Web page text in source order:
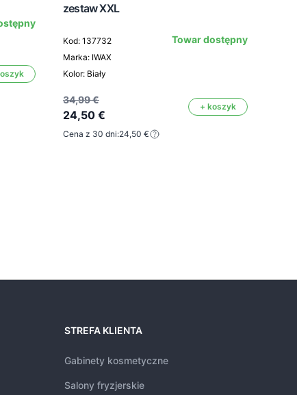
zestaw XXL
Kod: 137732
Marka: IWAX
Kolor: Biały
Towar dostępny
34,99 €
24,50 €
+ koszyk
Cena z 30 dni:24,50 €
STREFA KLIENTA
Gabinety kosmetyczne
Salony fryzjerskie